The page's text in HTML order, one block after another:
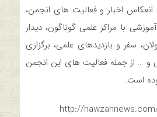
اخبار و فعالیت های انجمن،
با مراکز علمی گوناگون، دیدار
سفر و بازدیدهای علمی، برگزاری
… از جمله فعالیت های این انجمن
http://